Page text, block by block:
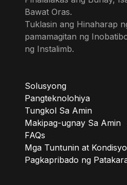
Bawat Oras.
Tuklasin ang Hinaharap
pamamagitan ng
ng Instalimb.
Solusyong
Pangteknolohiya
Tungkol Sa Amin
Makipag-ugnay Sa Amin
FAQs
Mga Tuntunin at
Pagkapribado ng